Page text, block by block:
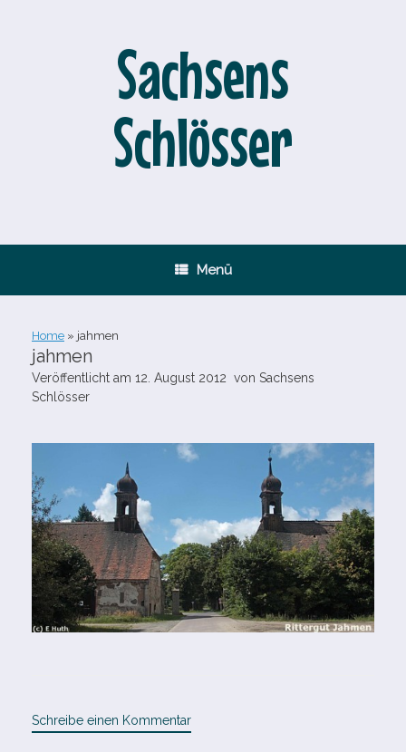
Sachsens
Schlösser
Menü
Home » jahmen
jahmen
Veröffentlicht am 12. August 2012 von Sachsens
Schlösser
Schreibe einen Kommentar